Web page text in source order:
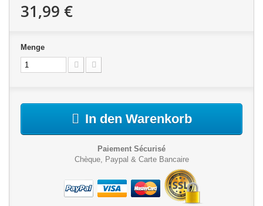
31,99 €
Menge
In den Warenkorb
Paiement Sécurisé
Chèque, Paypal & Carte Bancaire